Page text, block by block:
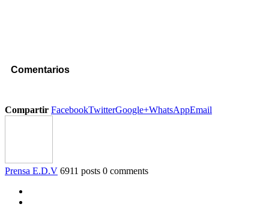
Comentarios
Compartir FacebookTwitterGoogle+WhatsAppEmail
Prensa E.D.V 6911 posts 0 comments